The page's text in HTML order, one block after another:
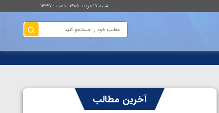
شنبه ۱۷ مرداد ۱۴۰۵ ساعت : ۱۳:۴۷
آخرین مطالب